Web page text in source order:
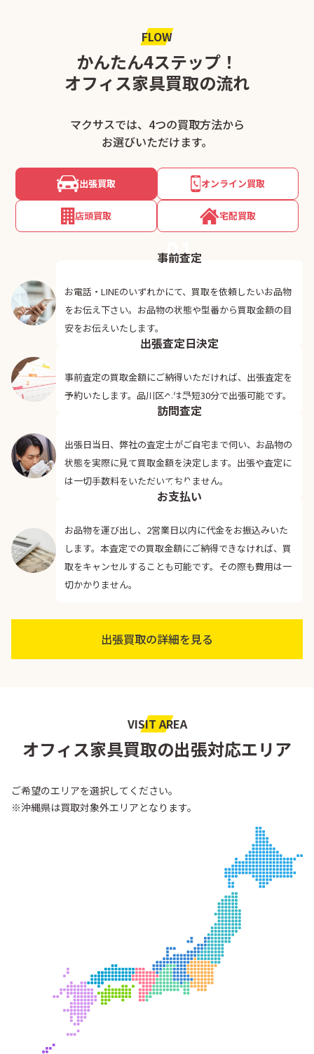
FLOW
かんたん4ステップ！
オフィス家具買取の流れ
マクサスでは、4つの買取方法から
お選びいただけます。
出張買取 オンライン買取
店頭買取 宅配買取
01
事前査定
お電話・LINEのいずれかにて、買取を依頼したいお品物
をお伝え下さい。お品物の状態や型番から買取金額の目
安をお伝えいたします。
02
出張査定日決定
事前査定の買取金額にご納得いただければ、出張査定を
予約いたします。品川区へは最短30分で出張可能です。
03
訪問査定
出張日当日、弊社の査定士がご自宅まで伺い、お品物の
状態を実際に見て買取金額を決定します。出張や査定に
は一切手数料をいただいておりません。
04
お支払い
お品物を運び出し、2営業日以内に代金をお振込みいた
します。本査定での買取金額にご納得できなければ、買
取をキャンセルすることも可能です。その際も費用は一
切かかりません。
出張買取の詳細を見る
VISIT AREA
オフィス家具買取の出張対応エリア
ご希望のエリアを選択してください。
※沖縄県は買取対象外エリアとなります。